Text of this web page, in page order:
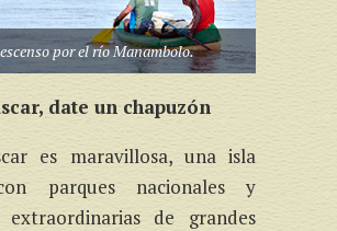
por el río Manambolo.
date un chapuzón
es maravillosa, una isla
parques nacionales y
extraordinarias de grandes